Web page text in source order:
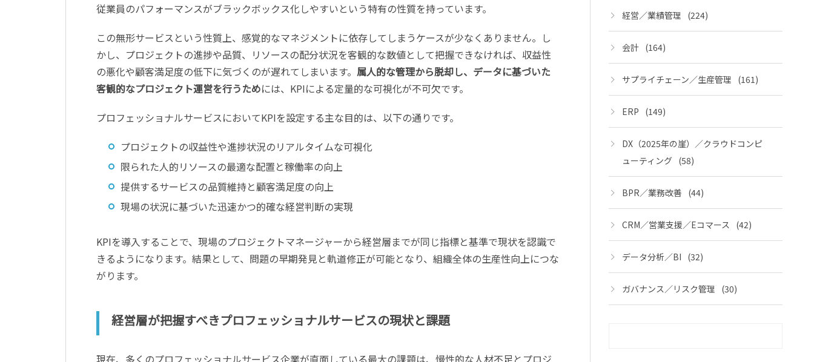
従業員のパフォーマンスがブラックボックス化しやすいという特有の性質を持っています。
この無形サービスという性質上、感覚的なマネジメントに依存してしまうケースが少なくありません。し
かし、プロジェクトの進捗や品質、リソースの配分状況を客観的な数値として把握できなければ、収益性
の悪化や顧客満足度の低下に気づくのが遅れてしまいます。 属人的な管理から脱却し、データに基づいた
客観的なプロジェクト運営を行うためには、KPIによる定量的な可視化が不可欠です。
プロフェッショナルサービスにおいてKPIを設定する主な目的は、以下の通りです。
プロジェクトの収益性や進捗状況のリアルタイムな可視化
限られた人的リソースの最適な配置と稼働率の向上
提供するサービスの品質維持と顧客満足度の向上
現場の状況に基づいた迅速かつ的確な経営判断の実現
KPIを導入することで、現場のプロジェクトマネージャーから経営層までが同じ指標と基準で現状を認識で
きるようになります。結果として、問題の早期発見と軌道修正が可能となり、組織全体の生産性向上につな
がります。
経営層が把握すべきプロフェッショナルサービスの現状と課題
現在、多くのプロフェッショナルサービス企業が直面している最大の課題は、慢性的な人材不足とプロジ
経営／業績管理 (224)
会計 (164)
サプライチェーン／生産管理 (161)
ERP (149)
DX（2025年の崖）／クラウドコンピ
ューティング (58)
BPR／業務改善 (44)
CRM／営業支援／Eコマース (42)
データ分析／BI (32)
ガバナンス／リスク管理 (30)